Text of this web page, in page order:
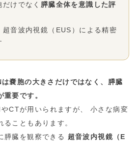
けでなく 膵臓全体を意識した評
超音波内視鏡（EUS）による精密
嚢胞の大きさだけではなく、膵臓
要です。
CTが用いられますが、 小さな病変
こともあります。
膵臓を観察できる 超音波内視鏡（E